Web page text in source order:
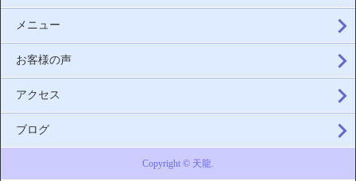
メニュー
お客様の声
アクセス
ブログ
Copyright © 天龍.